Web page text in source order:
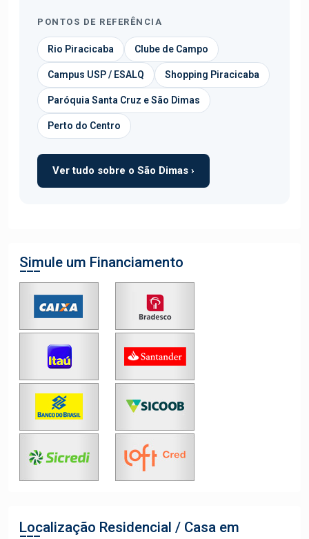
PONTOS DE REFERÊNCIA
Rio Piracicaba Clube de Campo
Campus USP / ESALQ Shopping Piracicaba
Paróquia Santa Cruz e São Dimas
Perto do Centro
Ver tudo sobre o São Dimas ›
Simule um Financiamento
Localização Residencial / Casa em